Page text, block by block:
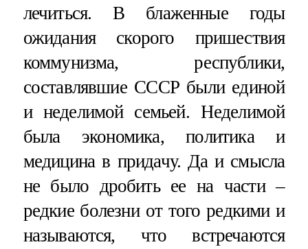
лечиться. В блаженные годы
ожидания скорого пришествия
коммунизма, республики,
составлявшие СССР были единой
и неделимой семьей. Неделимой
была экономика, политика и
медицина в придачу. Да и смысла
не было дробить ее на части –
редкие болезни от того редкими и
называются, что встречаются